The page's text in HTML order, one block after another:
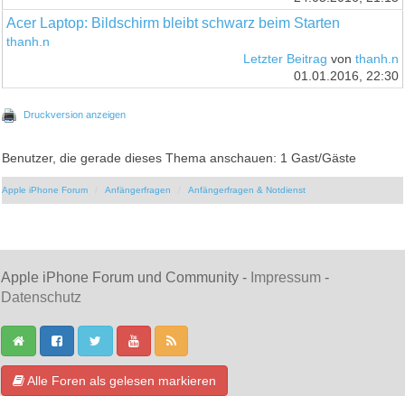
Acer Laptop: Bildschirm bleibt schwarz beim Starten
thanh.n
Letzter Beitrag von thanh.n
01.01.2016, 22:30
Druckversion anzeigen
Benutzer, die gerade dieses Thema anschauen: 1 Gast/Gäste
Apple iPhone Forum Anfängerfragen Anfängerfragen & Notdienst
Apple iPhone Forum und Community - Impressum -
Datenschutz
Alle Foren als gelesen markieren